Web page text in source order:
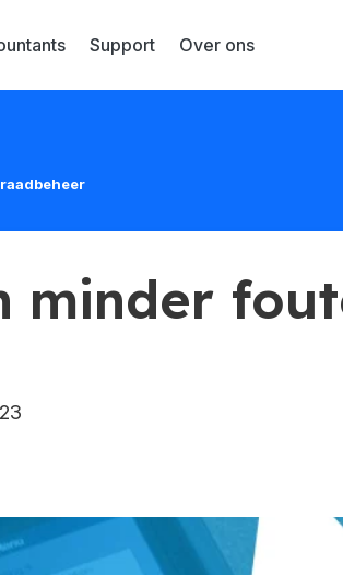
Support Over ons
minder